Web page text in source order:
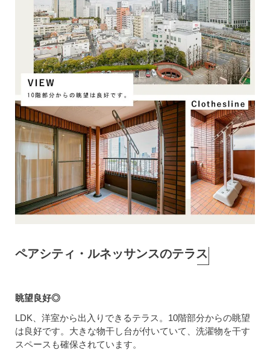
ペアシティ・ルネッサンスのテラス
眺望良好◎
LDK、洋室から出入りできるテラス。10階部分からの眺望
は良好です。大きな物干し台が付いていて、洗濯物を干す
スペースも確保されています。